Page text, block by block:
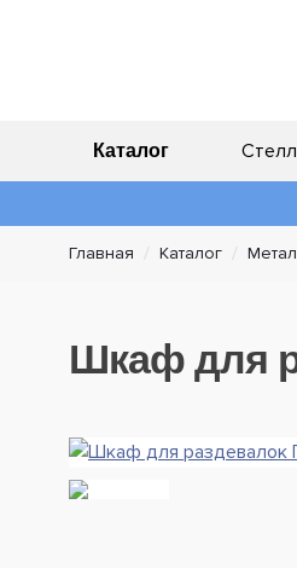
Каталог
Главная Каталог
Шкаф для